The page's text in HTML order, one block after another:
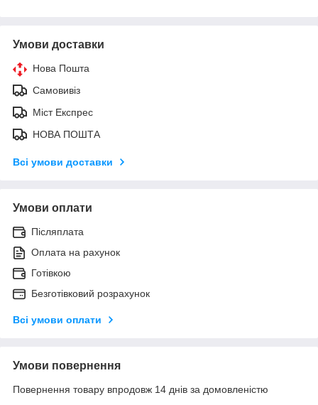
Умови доставки
Нова Пошта
Самовивіз
Міст Експрес
НОВА ПОШТА
Всі умови доставки
Умови оплати
Післяплата
Оплата на рахунок
Готівкою
Безготівковий розрахунок
Всі умови оплати
Умови повернення
Повернення товару впродовж 14 днів за домовленістю